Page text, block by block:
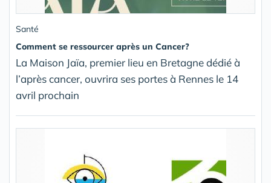
Santé
Comment se ressourcer après un Cancer?
La Maison Jaïa, premier lieu en Bretagne dédié à
l’après cancer, ouvrira ses portes à Rennes le 14
avril prochain